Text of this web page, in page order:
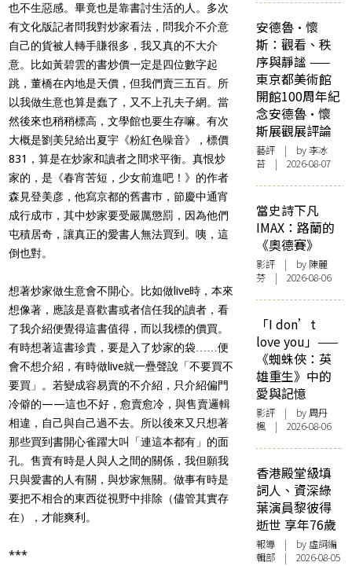
也不生惡感。畢竟也是靠書討生活的人。多次
有文化版記者問我對炒家看法，問我介不介意
自己的貨被人轉手賺很多，我又真的不大介
意。比如黃碧雲的書炒價一定是四位數字起
跳，董橋在內地是天價，但我們賣三五百。所
以我做生意也算是蠢了，又不上孔夫子網。當
然後來也稍稍標高，文學館也要生存嘛。有次
大概是劉美兒給出夏宇《粉紅色噪音》，標價
831，算是在炒家和讀者之間求平衡。真恨炒
家的，是《春宵苦短，少女前進吧！》的作者
森見登美彦，他寫京都的舊書巿，節慶中通宵
成行成巿，其中炒家要受嚴厲懲罰，因為他們
屯積居奇，讓真正的愛書人無法買到。咦，這
倒也對。
想著炒家做生意會不開心。比如做live時，本來
想像著，應該是喜歡書或者信任我的讀者，看
了我介紹便覺得這書值得，而以我標的價買。
有時想著這書珍貴，要是入了炒家的袋……便
會不想介紹，有時做live就一疊聲說「不要買不
要買」。若變成容易賣的不介紹，只介紹偏門
冷僻的——這也不好，愈賣愈冷，與售賣邏輯
相違，自己與自己過不去。所以後來又只想著
那些買到書開心雀躍大叫「連這本都有」的面
孔。售賣有時是人與人之間的關係，我但願我
只與愛書的人有關，與炒家無關。做事有時是
要把不相合的東西從視野中排除（儘管其實存
在），才能爽利。
***
安德魯·懷
斯：觀看、秩
序與靜謐 ——
東京都美術館
開館100周年紀
念安德魯·懷
斯展觀展評論
藝評 | by 李冰
苔 | 2026-08-07
當史詩下凡
IMAX：路蘭的
《奧德賽》
影評 | by 陳麗
芬 | 2026-08-06
「I don’t
love you」——
《蜘蛛俠：英
雄重生》中的
愛與記憶
影評 | by周丹
楓 | 2026-08-06
香港殿堂級填
詞人、資深綠
葉演員黎彼得
逝世 享年76歲
報導 | by 虛詞編
輯部 | 2026-08-05